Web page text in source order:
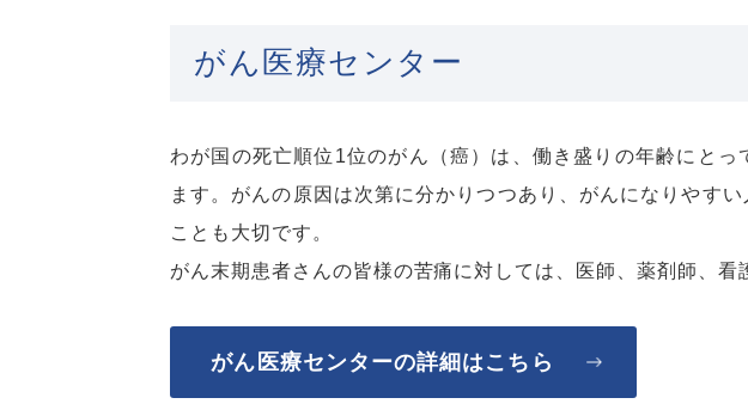
がん医療センター
わが国の死亡順位1位のがん（癌）は、働き盛りの年齢にと
ます。がんの原因は次第に分かりつつあり、がんになりやす
ことも大切です。
がん末期患者さんの皆様の苦痛に対しては、医師、薬剤師、
がん医療センターの詳細はこちら